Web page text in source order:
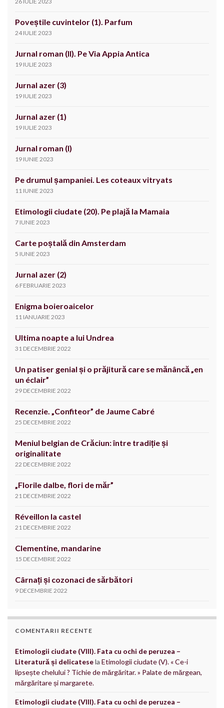
Poveștile cuvintelor (1). Parfum
24 IULIE 2023
Jurnal roman (II). Pe Via Appia Antica
19 IULIE 2023
Jurnal azer (3)
19 IULIE 2023
Jurnal azer (1)
19 IULIE 2023
Jurnal roman (I)
19 IUNIE 2023
Pe drumul șampaniei. Les coteaux vitryats
11 IUNIE 2023
Etimologii ciudate (20). Pe plajă la Mamaia
7 IUNIE 2023
Carte poștală din Amsterdam
5 IUNIE 2023
Jurnal azer (2)
6 FEBRUARIE 2023
Enigma boieroaicelor
11 IANUARIE 2023
Ultima noapte a lui Undrea
31 DECEMBRIE 2022
Un patiser genial și o prăjitură care se mănâncă „en
un éclair”
29 DECEMBRIE 2022
Recenzie. „Confiteor” de Jaume Cabré
25 DECEMBRIE 2022
Meniul belgian de Crăciun: între tradiție și
originalitate
22 DECEMBRIE 2022
„Florile dalbe, flori de măr”
21 DECEMBRIE 2022
Réveillon la castel
21 DECEMBRIE 2022
Clementine, mandarine
15 DECEMBRIE 2022
Cârnați și cozonaci de sărbători
9 DECEMBRIE 2022
COMENTARII RECENTE
Etimologii ciudate (VIII). Fata cu ochi de peruzea –
Literatură și delicatesela Etimologii ciudate (V). « Ce-i
lipsește chelului ? Tichie de mărgăritar. » Palate de mărgean,
mărgăritare și margarete.
Etimologii ciudate (VIII). Fata cu ochi de peruzea –